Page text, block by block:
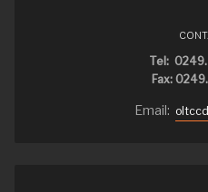
Tel:
Fax:
Email: